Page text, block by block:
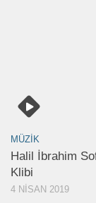
MÜZIK
Halil İbrahim
Klibi
4 NISAN 2019